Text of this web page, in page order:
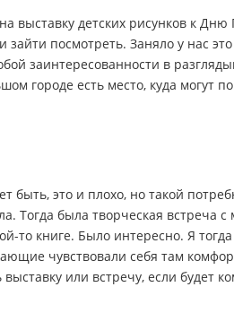
выставку детских рисунков к
посмотреть. Заняло у нас
заинтересованности в
городе есть место, куда могут
это и плохо, но такой
Тогда была творческая встреча
то книге. Было интересно. Я
чувствовали себя там
или встречу, если будет